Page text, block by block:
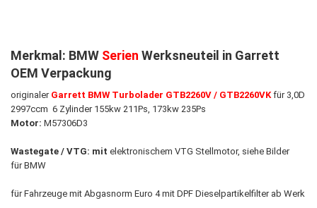
Merkmal: BMW Serien Werksneuteil in Garrett
OEM Verpackung
originaler Garrett BMW Turbolader GTB2260V / GTB2260VK für 3,0D
2997ccm 6 Zylinder 155kw 211Ps, 173kw 235Ps
Motor: M57306D3
Wastegate / VTG: mit elektronischem VTG Stellmotor, siehe Bilder
für BMW
für Fahrzeuge mit Abgasnorm Euro 4 mit DPF Dieselpartikelfilter ab Werk